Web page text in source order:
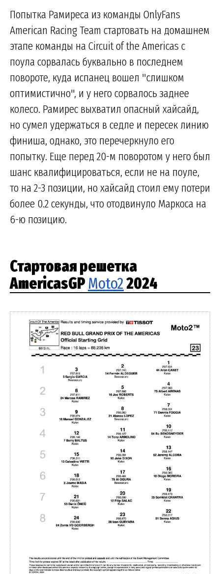
Попытка Рамиреса из команды OnlyFans
American Racing Team стартовать на домашнем
этапе команды на Circuit of the Americas с
поула сорвалась буквально в последнем
повороте, куда испанец вошел "слишком
оптимистично", и у него сорвалось заднее
колесо. Рамирес выхватил опасный хайсайд,
но сумел удержаться в седле и пересек линию
финиша, однако, это перечеркнуло его
попытку. Еще перед 20-м поворотом у него был
шанс квалифицироваться, если не на поуле,
то на 2-3 позиции, но хайсайд стоил ему потери
более 0.2 секунды, что отодвинуло Маркоса на
6-ю позицию.
Стартовая решетка
AmericasGPMoto22024